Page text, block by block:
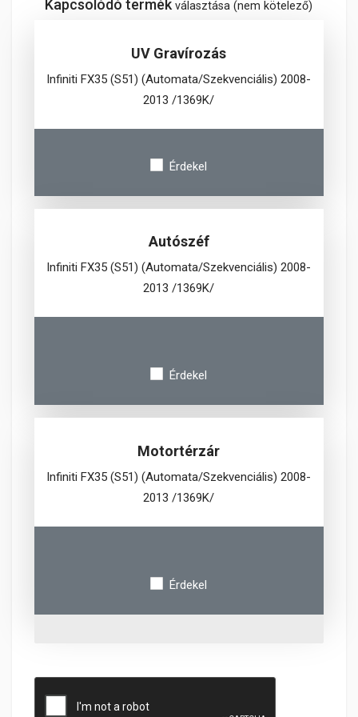
Kapcsolódó termékválasztása (nem kötelező)
UV Gravírozás
Infiniti FX35 (S51) (Automata/Szekvenciális) 2008-
2013 /1369K/
Érdekel
Autószéf
Infiniti FX35 (S51) (Automata/Szekvenciális) 2008-
2013 /1369K/
Érdekel
Motortérzár
Infiniti FX35 (S51) (Automata/Szekvenciális) 2008-
2013 /1369K/
Érdekel